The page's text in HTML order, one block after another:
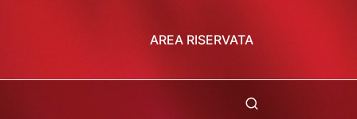
AREA RISERVATA